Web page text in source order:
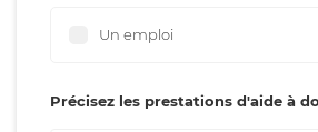
Un emploi
Précisez les prestations d'aide à